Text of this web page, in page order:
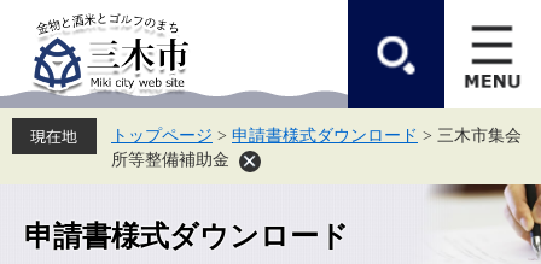
先
頭
を
飛
トップページ > 申請書様式ダウンロード > 三木市集会
所等整備補助金
申請書様式ダウンロード